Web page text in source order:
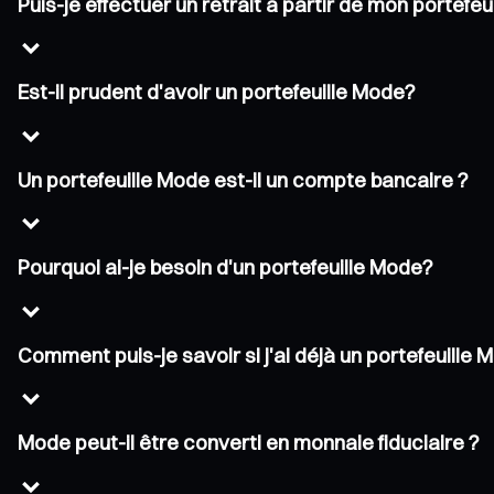
Est-il prudent d'avoir un portefeuille Mode?
Un portefeuille Mode est-il un compte bancaire ?
Pourquoi ai-je besoin d'un portefeuille Mode?
Comment puis-je savoir si j'ai déjà un portefeuille
Mode peut-il être converti en monnaie fiduciaire ?